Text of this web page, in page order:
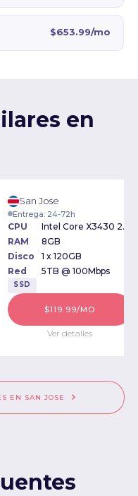
$653.99/mo
en
San Jose
Entrega: 24-72h
CPU
RAM
8GB
Disco
1 x 120GB
Red
5TB @ 100Mbps
SSD
$119.99/MO
Ver detalles
EN SAN JOSE